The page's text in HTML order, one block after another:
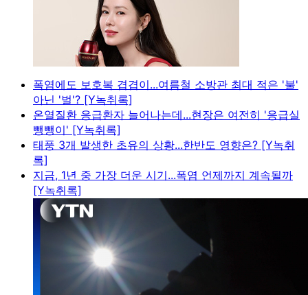
폭염에도 보호복 겹겹이...여름철 소방관 최대 적은 '불'
아닌 '벌'? [Y녹취록]
온열질환 응급환자 늘어나는데...현장은 여전히 '응급실
뺑뺑이' [Y녹취록]
태풍 3개 발생한 초유의 상황...한반도 영향은? [Y녹취
록]
지금, 1년 중 가장 더운 시기...폭염 언제까지 계속될까
[Y녹취록]